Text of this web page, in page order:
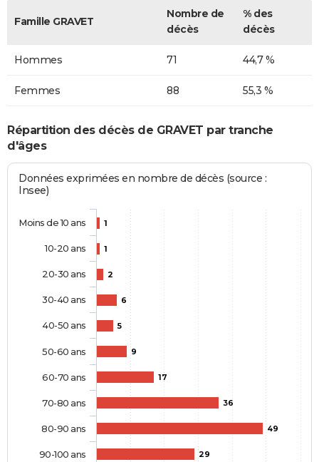
Famille GRAVET
Nombre de
décès
% des
décès
Hommes 71 44,7 %
Femmes 88 55,3 %
Répartition des décès de GRAVET par tranche
d'âges
Données exprimées en nombre de décès (source :
Insee)
1
1
2
6
5
9
17
36
49
29
Moins de 10 ans
10-20 ans
20-30 ans
30-40 ans
40-50 ans
50-60 ans
60-70 ans
70-80 ans
80-90 ans
90-100 ans